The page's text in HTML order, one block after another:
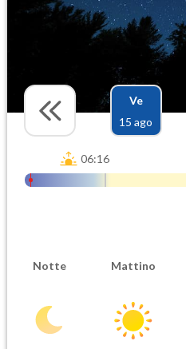
Ve
15 ago
06:16
Notte Mattino